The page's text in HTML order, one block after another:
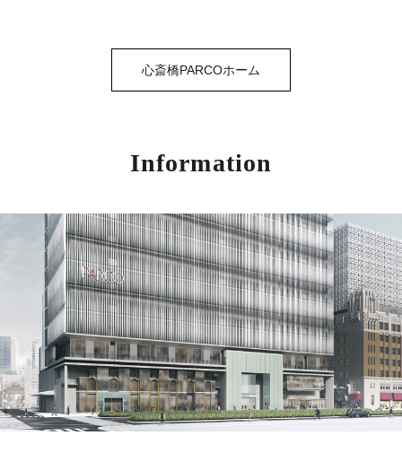
心斎橋PARCOホーム
Information